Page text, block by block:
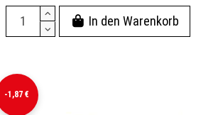
In den Warenkorb
-1,87 €